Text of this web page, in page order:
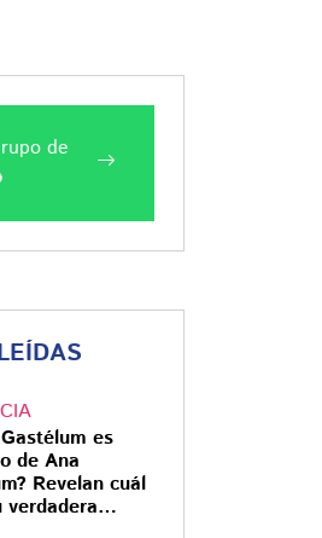
de
es
de Ana
Revelan cuál
verdadera